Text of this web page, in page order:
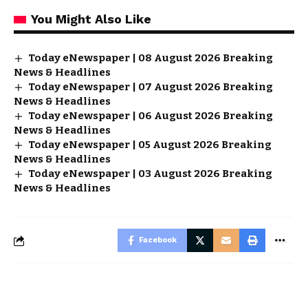
You Might Also Like
Today eNewspaper | 08 August 2026 Breaking
News & Headlines
Today eNewspaper | 07 August 2026 Breaking
News & Headlines
Today eNewspaper | 06 August 2026 Breaking
News & Headlines
Today eNewspaper | 05 August 2026 Breaking
News & Headlines
Today eNewspaper | 03 August 2026 Breaking
News & Headlines
Facebook